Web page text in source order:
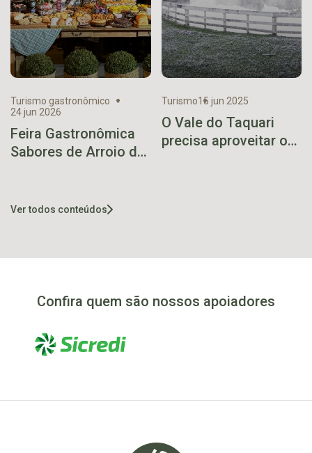
Turismo gastronômico
24 jun 2026
Feira Gastronômica
Sabores de Arroio do
programação
Turismo15 jun 2025
O Vale do Taquari
precisa aproveitar o
Ver todos conteúdos
Confira quem são nossos apoiadores